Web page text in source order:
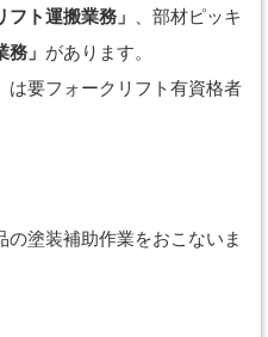
フト運搬業務」
、部材ピッキ
務」 があります。
要フォークリフト有資格者
の塗装補助作業をおこないま